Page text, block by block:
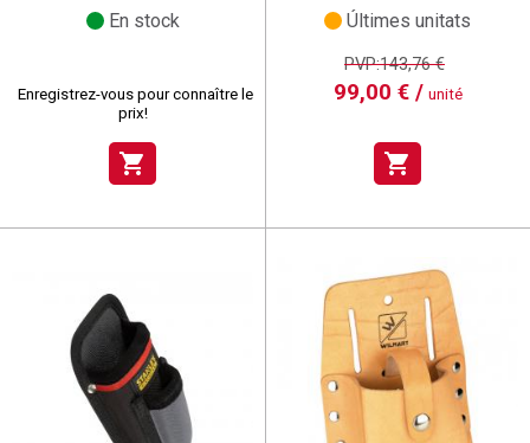
En stock
Enregistrez-vous pour connaître le
prix!
shopping_cart
Últimes unitats
PVP:143,76 €
99,00 € / unité
shopping_cart